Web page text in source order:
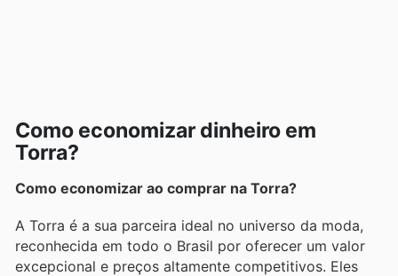
Como economizar dinheiro em
Torra?
Como economizar ao comprar na Torra?
A Torra é a sua parceira ideal no universo da moda,
reconhecida em todo o Brasil por oferecer um valor
excepcional e preços altamente competitivos. Eles